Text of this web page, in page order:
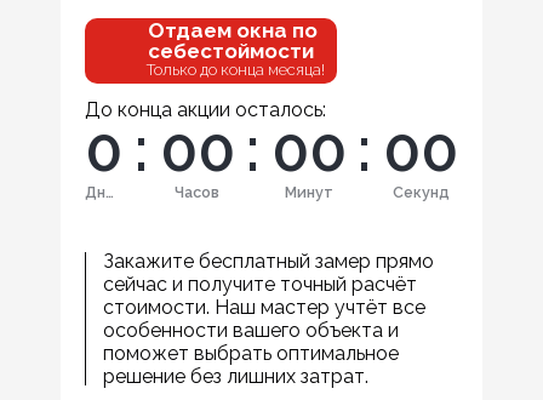
До конца акции осталось:
Только до конца месяца!
Отдаем окна по
себестоймости
0
Дней
: 00
Часов
: 00
Минут
: 00
Секунд
Закажите бесплатный замер прямо
сейчас и получите точный расчёт
стоимости. Наш мастер учтёт все
особенности вашего объекта и
поможет выбрать оптимальное
решение без лишних затрат.